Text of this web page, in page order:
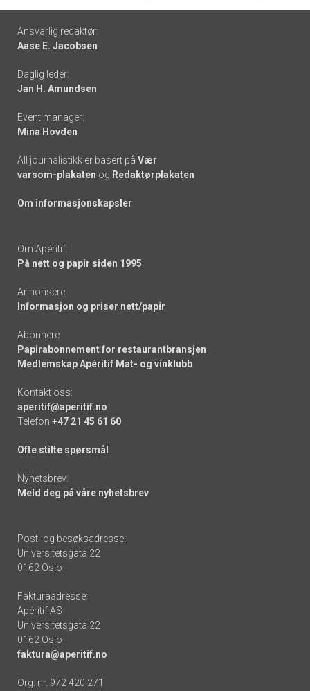
Footer
-
links
Ansvarlig redaktør:
Aase E. Jacobsen
Daglig leder:
Jan H. Amundsen
Event manager:
Mina Hovden
All journalistikk er basert på Vær
varsom-plakaten og Redaktørplakaten
Om informasjonskapsler
Om Apéritif:
På nett og papir siden 1995
Annonsere:
Informasjon og priser nett/papir
Abonnere:
Papirabonnement for restaurantbransjen
Medlemskap Apéritif Mat- og vinklubb
Kontakt oss:
aperitif@aperitif.no
Telefon +47 21 45 61 60
Ofte stilte spørsmål
Nyhetsbrev:
Meld deg på våre nyhetsbrev
Post- og besøksadresse:
Universitetsgata 22
0162 Oslo
Fakturaadresse:
Apéritif AS
Universitetsgata 22
0162 Oslo
faktura@aperitif.no
Org. nr. 972 420 271